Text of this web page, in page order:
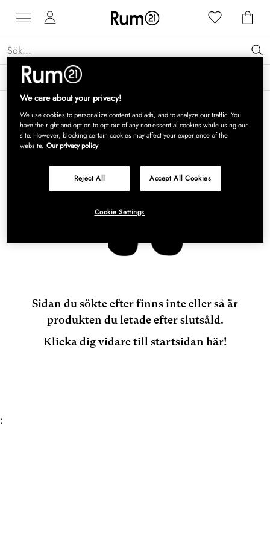
Få 15 % rabatt på Grythyttan Stålmöbler* →
Sidan du sökte efter finns inte eller så är
produkten du letade efter slutsåld.
Klicka dig vidare till startsidan här!
;
We care about your privacy!
We use cookies to personalize content and ads, and to analyze our traffic. You
have the right and option to opt out of any non-essential cookies while using our
site. However, blocking certain cookies may affect your experience of the
website. Our privacy policy
Reject All Accept All Cookies
Cookie Settings